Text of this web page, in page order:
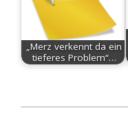
„Merz verkennt da ein
tieferes Problem“…